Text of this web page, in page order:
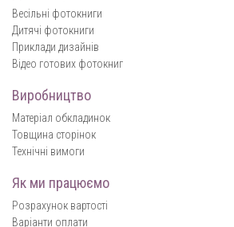
Весільні фотокниги
Дитячі фотокниги
Приклади дизайнів
Відео готових фотокниг
Виробництво
Матеріал обкладинок
Товщина сторінок
Технічні вимоги
Як ми працюємо
Розрахунок вартості
Варіанти оплати